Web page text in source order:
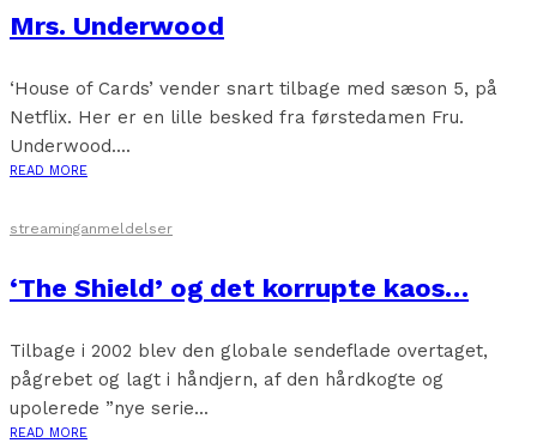
Mrs. Underwood
‘House of Cards’ vender snart tilbage med sæson 5, på
Netflix. Her er en lille besked fra førstedamen Fru.
Underwood....
READ MORE
streaminganmeldelser
‘The Shield’ og det korrupte kaos…
Tilbage i 2002 blev den globale sendeflade overtaget,
pågrebet og lagt i håndjern, af den hårdkogte og
upolerede ”nye serie...
READ MORE